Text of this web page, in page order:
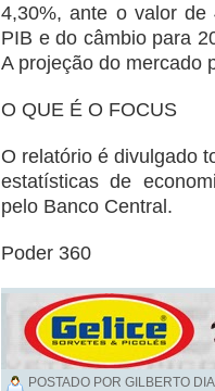
4,30%, ante o valor de
PIB e do câmbio para
A projeção do mercado
O QUE É O FOCUS
O relatório é divulgado
estatísticas de
pelo Banco Central.
Poder 360
POSTADO POR GILBERTO